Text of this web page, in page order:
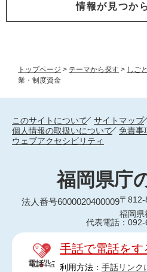
トップページ > テーマから探す > しご
業・制度資金
情報が見つか
このサイトについて
サイトマップ
個人情報の取扱いについて
免責事
ウェブアクセシビリティ
福岡県庁
法人番号6000020400009〒812-
福岡県
代表電話：092-
手話で電話をす
利用方法： 手話リンク